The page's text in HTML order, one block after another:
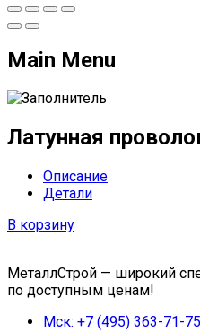
Main Menu
Латунная
Описание
Детали
В корзину
МеталлСтрой — широкий
по доступным ценам!
Мск: +7 (495) 363-71-75